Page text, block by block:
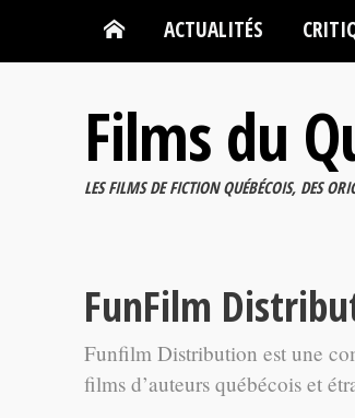
ACTUALITÉS
Films du
LES FILMS DE FICTION QUÉBÉCOIS, DES
FunFilm
Funfilm Distribution est une
films d’auteurs québécois et